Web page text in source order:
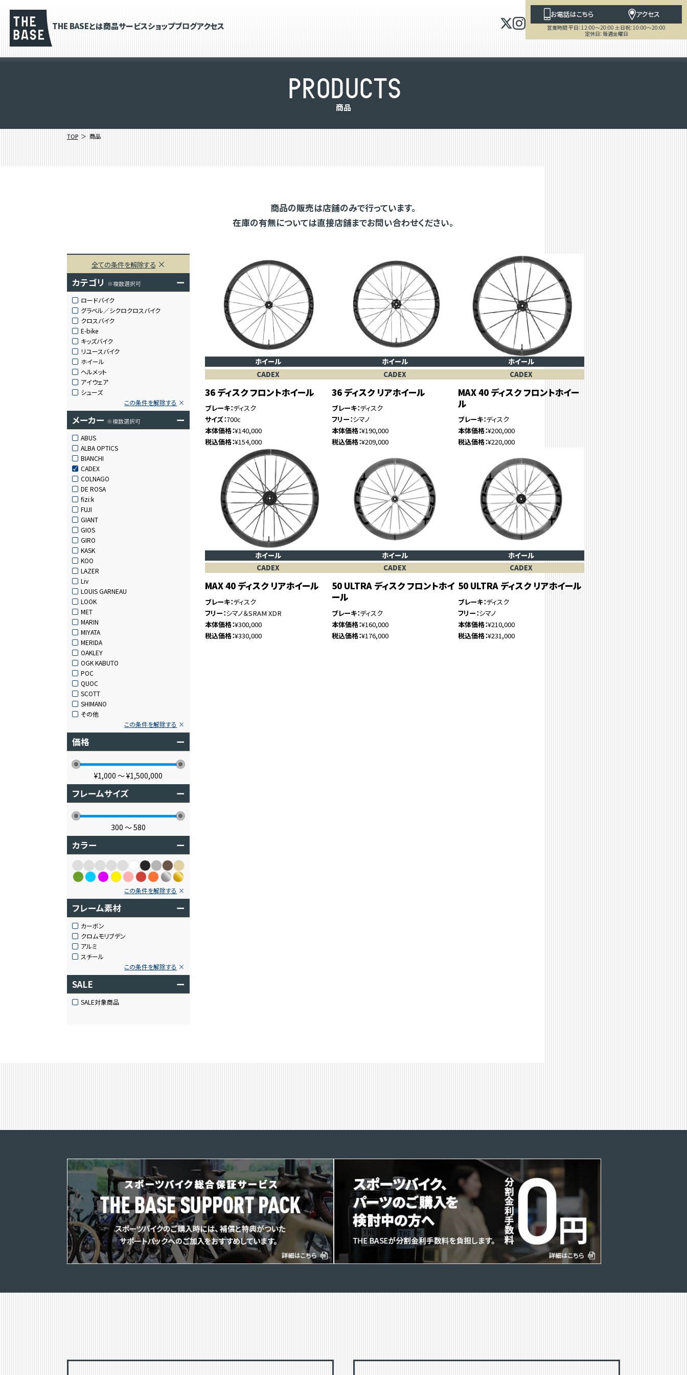
THE BASEとは商品サービスショップブログアクセス
お電話はこちら アクセス
営業時間 平日：12:00～20:00 土日祝：10:00～20:00
定休日：毎週金曜日
PRODUCTS
商品
TOP 商品
商品の販売は店舗のみで行っています。
在庫の有無については直接店舗までお問い合わせください。
全ての条件を解除する
カテゴリ ※複数選択可 ー
ロードバイク
グラベル／シクロクロスバイク
クロスバイク
E-bike
キッズバイク
リユースバイク
ホイール
ヘルメット
アイウェア
シューズ
この条件を解除する
メーカー ※複数選択可 ー
ABUS
ALBA OPTICS
BIANCHI
CADEX
COLNAGO
DE ROSA
fizi:k
FUJI
GIANT
GIOS
GIRO
KASK
KOO
LAZER
Liv
LOUIS GARNEAU
LOOK
MET
MARIN
MIYATA
MERIDA
OAKLEY
OGK KABUTO
POC
QUOC
SCOTT
SHIMANO
その他
この条件を解除する
価格 ー
¥1,000 〜¥1,500,000
フレームサイズ ー
300 〜580
カラー ー
この条件を解除する
フレーム素材 ー
カーボン
クロムモリブデン
アルミ
スチール
この条件を解除する
SALE ー
SALE対象商品
ホイール
CADEX
36 ディスク フロントホイール
ブレーキ ディスク
サイズ 700c
本体価格 ¥140,000
税込価格 ¥154,000
ホイール
CADEX
36 ディスク リアホイール
ブレーキ ディスク
フリー シマノ
本体価格 ¥190,000
税込価格 ¥209,000
ホイール
CADEX
MAX 40 ディスク フロントホイー
ル
ブレーキ ディスク
本体価格 ¥200,000
税込価格 ¥220,000
ホイール
CADEX
MAX 40 ディスク リアホイール
ブレーキ ディスク
フリー シマノ＆SRAM XDR
本体価格 ¥300,000
税込価格 ¥330,000
ホイール
CADEX
50 ULTRA ディスク フロントホイ
ール
ブレーキ ディスク
本体価格 ¥160,000
税込価格 ¥176,000
ホイール
CADEX
50 ULTRA ディスク リアホイール
ブレーキ ディスク
フリー シマノ
本体価格 ¥210,000
税込価格 ¥231,000